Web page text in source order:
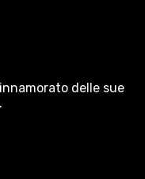
delle sue